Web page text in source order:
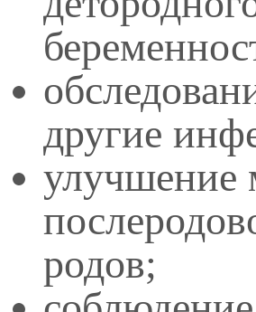
другие
улучшение
родов;